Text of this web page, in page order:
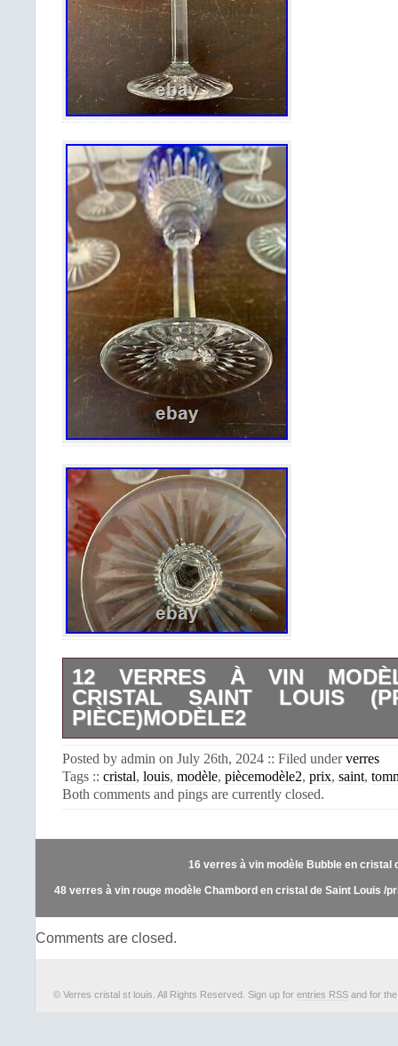
12 VERRES À VIN
CRISTAL SAINT LOUIS
PIÈCE)MODÈLE2
(prix à la pièce). Estampillé et non
marque. Prix pour un verre.
19.5 cm. Pensez à la livraison
plus juste avant votre paiement).
Posted by admin on July 26th, 2024 :: Filed underverres
Tags :: cristal, louis, modèle, piècemodèle2, prix, saint,
Both comments and pings are currently closed.
16 verres à vin modèle Bubble en cristal
48 verres à vin rouge modèle Chambord en cristal de Saint Louis /
Comments are closed.
© Verres cristal st louis. All Rights Reserved. Sign up for entries RSS and for